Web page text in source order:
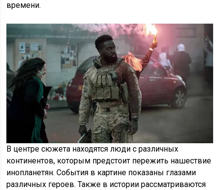
времени.
В центре сюжета находятся люди с различных
континентов, которым предстоит пережить нашествие
инопланетян. События в картине показаны глазами
различных героев. Также в истории рассматриваются